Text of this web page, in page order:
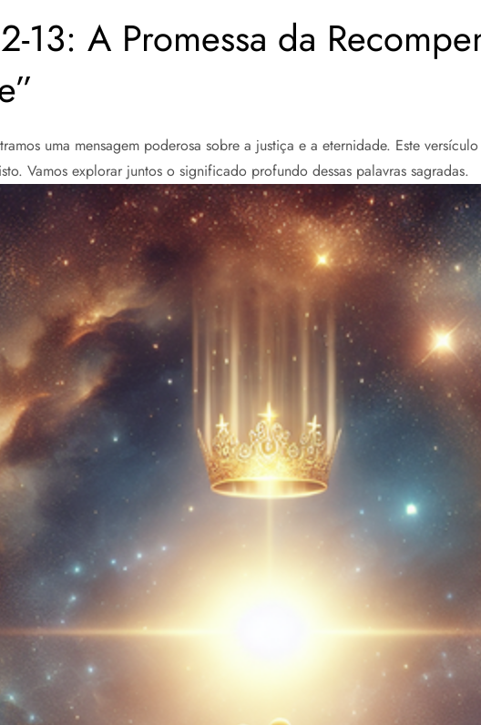
13: A Promessa da
uma mensagem poderosa sobre a justiça e a eternidade. Este
Vamos explorar juntos o significado profundo dessas palavras sagradas.